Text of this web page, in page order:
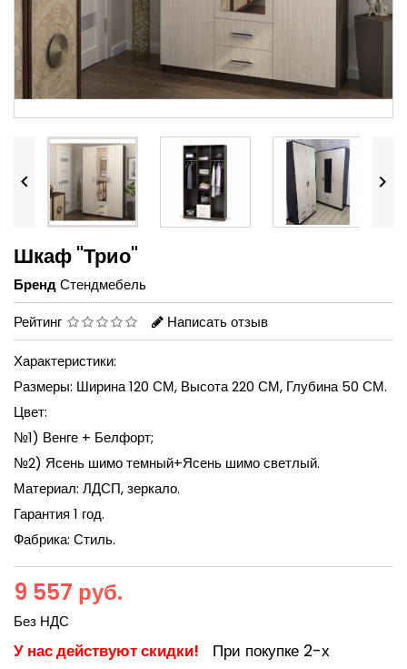
 
Шкаф "Трио"
БрендСтендмебель
Рейтинг
Написать отзыв
Характеристики:
Размеры: Ширина 120 СМ, Высота 220 СМ, Глубина 50 СМ.
Цвет:
№1) Венге + Белфорт;
№2) Ясень шимо темный+Ясень шимо светлый.
Материал: ЛДСП, зеркало.
Гарантия 1 год.
Фабрика: Стиль.
9 557 руб.
Без НДС
У нас действуют скидки!
При покупке 2-х